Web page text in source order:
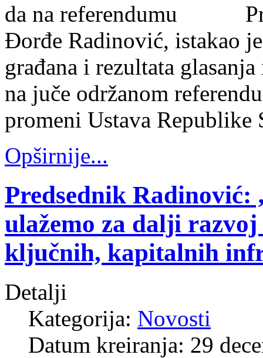
Đorđe Radinović, istakao
građana i rezultata
na juče održanom
promeni Ustava Republike
Opširnije...
Predsednik Radinović:
ulažemo za dalji
ključnih, kapitalnih
Detalji
Kategorija: Novosti
Datum kreiranja: 29